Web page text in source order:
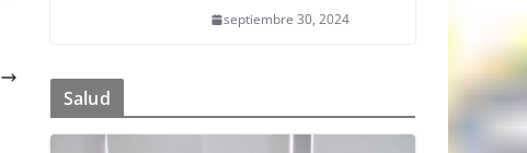
septiembre 30, 2024
Salud